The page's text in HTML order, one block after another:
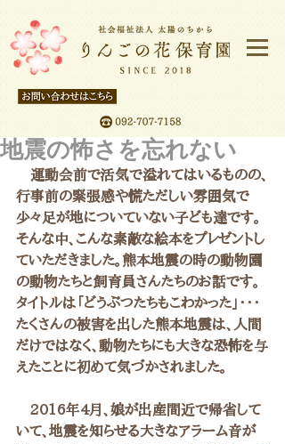
地震の怖さを忘れない
運動会前で活気で溢れてはいるものの、
行事前の緊張感や慌ただしい雰囲気で
少々足が地についていない子ども達です。
そんな中、こんな素敵な絵本をプレゼントし
ていただきました。熊本地震の時の動物園
の動物たちと飼育員さんたちのお話です。
タイトルは「どうぶつたちもこわかった」・・・
たくさんの被害を出した熊本地震は、人間
だけではなく、動物たちにも大きな恐怖を与
えたことに初めて気づかされました。
2016年4月、娘が出産間近で帰省して
いて、地震を知らせる大きなアラーム音が